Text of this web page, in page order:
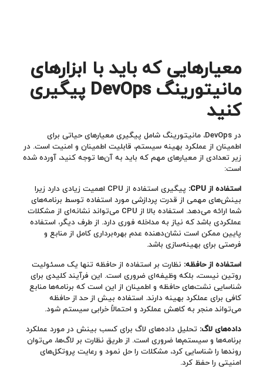
معیارهایی که باید با ابزارهای
مانیتورینگ DevOps پیگیری
کنید
در DevOps، مانیتورینگ شامل پیگیری معیارهای حیاتی برای
اطمینان از عملکرد بهینه سیستم، قابلیت اطمینان و امنیت است. در
زیر تعدادی از معیارهای مهم که باید به آن‌ها توجه کنید، آورده شده
است:
استفاده ازCPU
:
پیگیری استفاده از CPU اهمیت زیادی دارد زیرا
بینش‌های مهمی از قدرت پردازشی مورد استفاده توسط برنامه‌های
شما ارائه می‌دهد. استفاده بالا از CPU می‌تواند نشانه‌ای از مشکلات
عملکردی باشد که نیاز به مداخله فوری دارد. از طرف دیگر، استفاده
پایین ممکن است نشان‌دهنده عدم بهره‌برداری کامل از منابع و
فرصتی برای بهینه‌سازی باشد.
استفاده از حافظه: نظارت بر استفاده از حافظه تنها یک مسئولیت
روتین نیست، بلکه وظیفه‌ای ضروری است. این فرآیند کلیدی برای
شناسایی نشت‌های حافظه و اطمینان از این است که برنامه‌ها منابع
کافی برای عملکرد بهینه دارند. استفاده بیش از حد از حافظه
می‌تواند منجر به کاهش عملکرد و احتمالاً خرابی سیستم شود.
داده‌های لاگ: تحلیل داده‌های لاگ برای کسب بینش در مورد عملکرد
برنامه‌ها و سیستم‌ها ضروری است. از طریق نظارت بر لاگ‌ها، می‌توان
روندها را شناسایی کرد، مشکلات را حل نمود و رعایت پروتکل‌های
امنیتی را حفظ کرد.